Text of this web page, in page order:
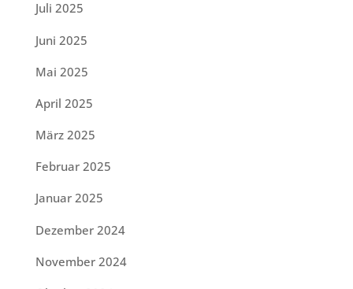
Juli 2025
Juni 2025
Mai 2025
April 2025
März 2025
Februar 2025
Januar 2025
Dezember 2024
November 2024